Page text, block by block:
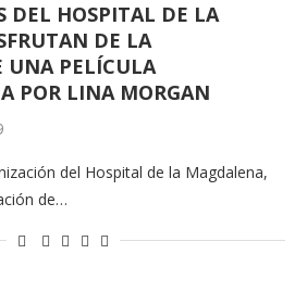
DEL HOSPITAL DE LA
DE LA
UNA PELÍCULA
POR LINA MORGAN
del Hospital de la Magdalena,
de…